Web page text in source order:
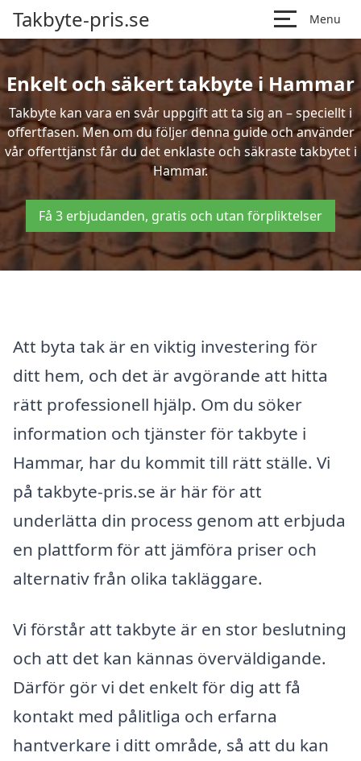
Takbyte-pris.se Menu
Enkelt och säkert takbyte i Hammar
Takbyte kan vara en svår uppgift att ta sig an – speciellt i
offertfasen. Men om du följer denna guide och använder
vår offerttjänst får du det enklaste och säkraste takbytet i
Hammar.
Få 3 erbjudanden, gratis och utan förpliktelser
Att byta tak är en viktig investering för
ditt hem, och det är avgörande att hitta
rätt professionell hjälp. Om du söker
information och tjänster för takbyte i
Hammar, har du kommit till rätt ställe. Vi
på takbyte-pris.se är här för att
underlätta din process genom att erbjuda
en plattform för att jämföra priser och
alternativ från olika takläggare.
Vi förstår att takbyte är en stor beslutning
och att det kan kännas överväldigande.
Därför gör vi det enkelt för dig att få
kontakt med pålitliga och erfarna
hantverkare i ditt område, så att du kan